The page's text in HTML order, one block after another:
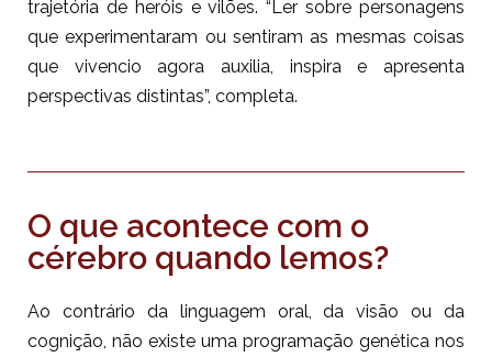
trajetória de heróis e vilões. “Ler sobre personagens
que experimentaram ou sentiram as mesmas coisas
que vivencio agora auxilia, inspira e apresenta
perspectivas distintas”, completa.
O que acontece com o
cérebro quando lemos?
Ao contrário da linguagem oral, da visão ou da
cognição, não existe uma programação genética nos